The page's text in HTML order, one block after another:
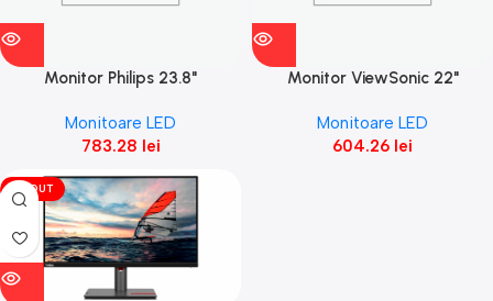
Monitor Philips 23.8"
Monitoare LED
783.28 lei
Monitor ViewSonic 22"
Monitoare LED
604.26 lei
VÎNDUT